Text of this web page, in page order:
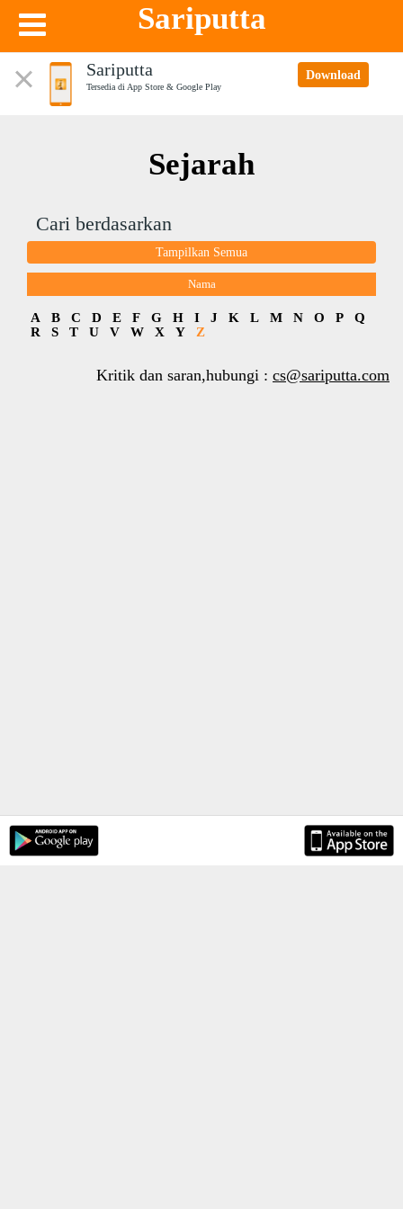
Sariputta
Sariputta
Tersedia di App Store & Google Play
Download
Sejarah
Cari berdasarkan
Tampilkan Semua
Nama
A B C D E F G H I J K L M N O P
Q
R
S T U V W X Y Z
Kritik dan saran,hubungi : cs@sariputta.com